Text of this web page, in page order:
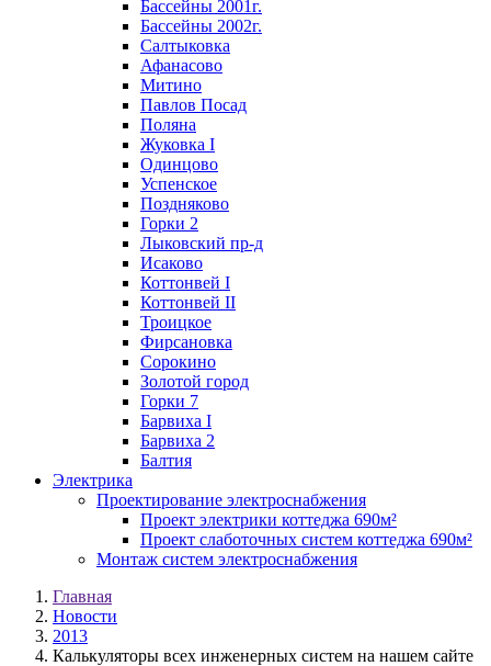
Бассейны 2001г.
Бассейны 2002г.
Салтыковка
Афанасово
Митино
Павлов Посад
Поляна
Жуковка I
Одинцово
Успенское
Поздняково
Горки 2
Лыковский пр-д
Исаково
Коттонвей I
Коттонвей II
Троицкое
Фирсановка
Сорокино
Золотой город
Горки 7
Барвиха I
Барвиха 2
Балтия
Электрика
Проектирование электроснабжения
Проект электрики коттеджа 690м²
Проект слаботочных систем коттеджа 690м²
Монтаж систем электроснабжения
Главная
Новости
2013
Калькуляторы всех инженерных систем на нашем сайте